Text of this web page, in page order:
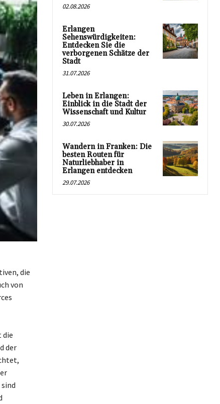
die
von
die
der
02.08.2026
Erlangen
Sehenswürdigkeiten:
Entdecken Sie die
verborgenen Schätze der
Stadt
31.07.2026
Leben in Erlangen:
Einblick in die Stadt der
Wissenschaft und Kultur
30.07.2026
Wandern in Franken: Die
besten Routen für
Naturliebhaber in
Erlangen entdecken
29.07.2026